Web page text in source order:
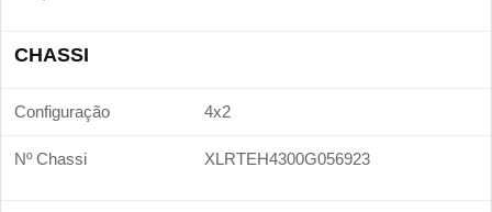
CHASSI
Configuração 4x2
Nº Chassi XLRTEH4300G056923